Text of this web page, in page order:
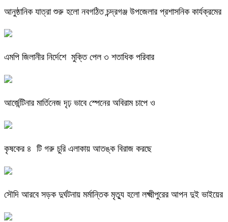
আনুষ্ঠানিক যাত্রা শুরু হলো নবগঠিত চন্দ্রগঞ্জ উপজেলার প্রশাসনিক কার্যক্রমের
এমপি জিলানীর নির্দেশে মুক্তি পেল ৩ শতাধিক পরিবার
আর্জেন্টিনার মার্তিনেজ দৃঢ় ভাবে স্পেনের অবিরাম চাপে ও
কৃষকের ৪ টি গরু চুরি এলাকায় আতঙ্ক বিরাজ করছে
সৌদি আরবে সড়ক দুর্ঘটনায় মর্মান্তিক মৃত্যু হলো লক্ষ্মীপুরের আপন দুই ভাইয়ের